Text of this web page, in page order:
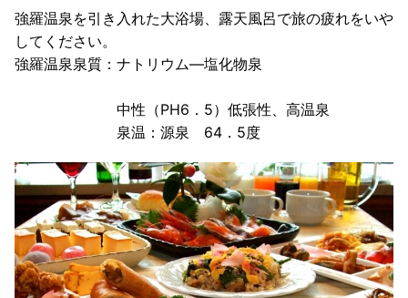
強羅温泉を引き入れた大浴場、露天風呂で旅の疲れをいや
してください。
強羅温泉泉質：ナトリウム―塩化物泉
中性（PH6．5）低張性、高温泉
泉温：源泉 64．5度